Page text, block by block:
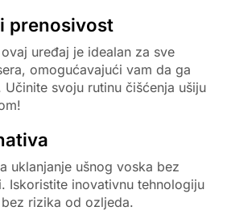
prenosivost
uređaj je idealan za sve
omogućavajući vam da ga
svoju rutinu čišćenja ušiju
uklanjanje ušnog voska bez
Iskoristite inovativnu tehnologiju
rizika od ozljeda.